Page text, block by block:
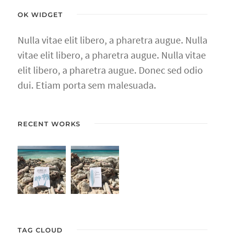
OK WIDGET
Nulla vitae elit libero, a pharetra augue. Nulla
vitae elit libero, a pharetra augue. Nulla vitae
elit libero, a pharetra augue. Donec sed odio
dui. Etiam porta sem malesuada.
RECENT WORKS
TAG CLOUD